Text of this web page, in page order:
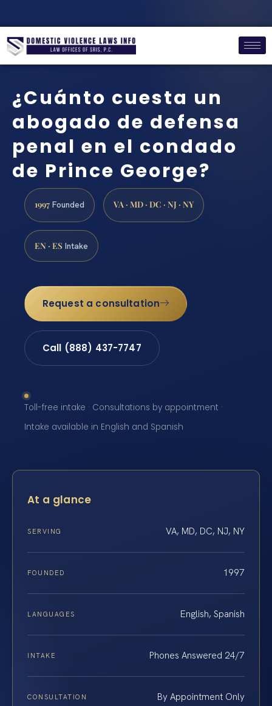
¿Cuánto cuesta un
abogado de defensa
penal en el condado
de Prince George?
1997 Founded VA · MD · DC · NJ · NY
EN · ES Intake
Request a consultation
Call (888) 437-7747
Toll-free intake · Consultations by appointment ·
Intake available in English and Spanish
At a glance
SERVING VA, MD, DC, NJ, NY
FOUNDED 1997
LANGUAGES English, Spanish
INTAKE Phones Answered 24/7
CONSULTATION By Appointment Only